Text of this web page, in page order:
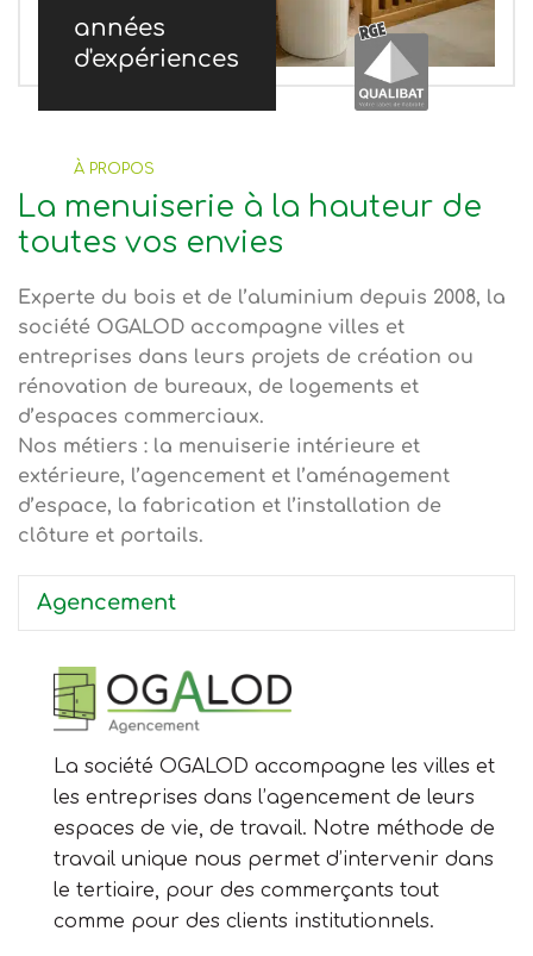
années
d'expériences
À PROPOS
La menuiserie à la hauteur de
toutes vos envies
Experte du bois et de l’aluminium depuis 2008, la
société OGALOD accompagne villes et
entreprises dans leurs projets de création ou
rénovation de bureaux, de logements et
d’espaces commerciaux.
Nos métiers : la menuiserie intérieure et
extérieure, l’agencement et l’aménagement
d’espace, la fabrication et l’installation de
clôture et portails.
Agencement
La société OGALOD accompagne les villes et
les entreprises dans l’agencement de leurs
espaces de vie, de travail. Notre méthode de
travail unique nous permet d’intervenir dans
le tertiaire, pour des commerçants tout
comme pour des clients institutionnels.